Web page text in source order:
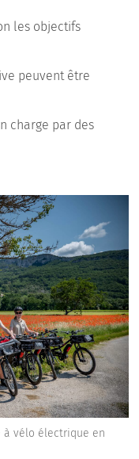
les objectifs
peuvent être
charge par des
à vélo électrique en